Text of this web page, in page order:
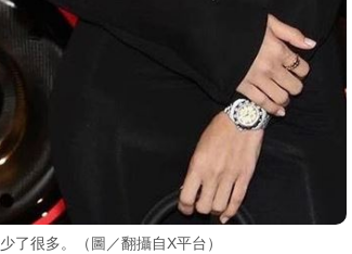
了很多。（圖／翻攝自X平台）